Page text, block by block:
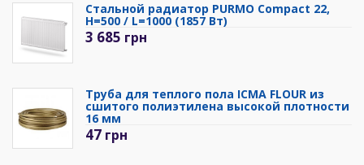
Стальной радиатор PURMO Compact 22,
H=500 / L=1000 (1857 Вт)
3 685 грн
Труба для теплого пола ICMA FLOUR из
сшитого полиэтилена высокой плотности
16 мм
47 грн